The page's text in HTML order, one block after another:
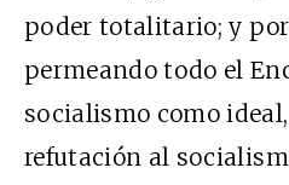
poder totalitario; y
permeando todo el
socialismo como
refutación al